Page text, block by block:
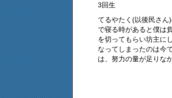
3回生
てるやたく(以後民さん
で寝る時があると僕は
を切ってもらい坊主に
なってしまったのは今
は、努力の量が足りな